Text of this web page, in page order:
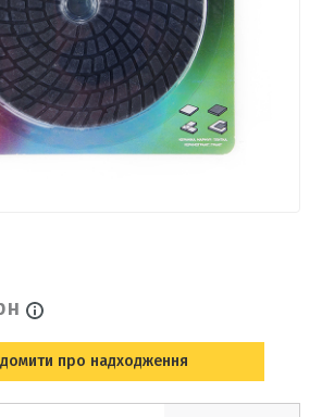
про надходження